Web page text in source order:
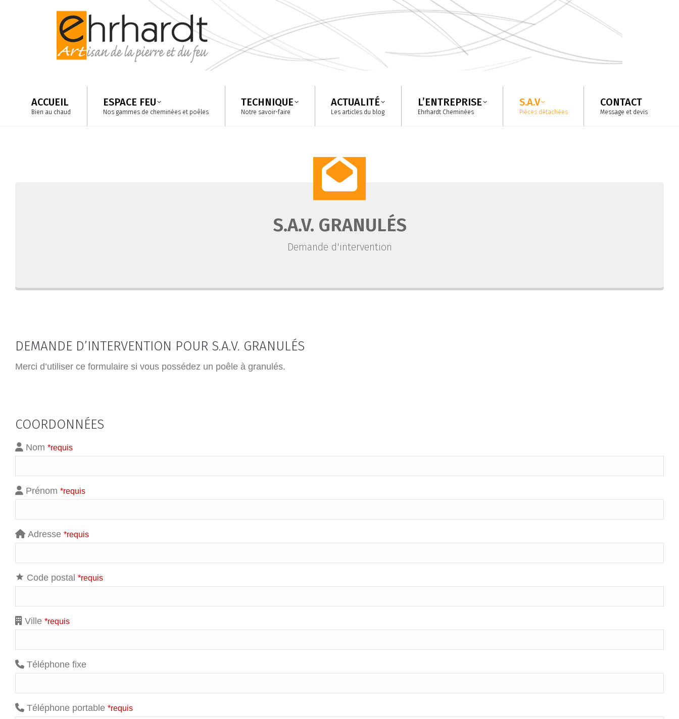
ACCUEIL
Bien au chaud
ESPACE FEU
Nos gammes de cheminées et poêles
TECHNIQUE
Notre savoir-faire
ACTUALITÉ
Les articles du blog
L’ENTREPRISE
Ehrhardt Cheminées
S.A.V
Pièces détachées
CONTACT
Message et devis
S.A.V. GRANULÉS
Demande d'intervention
DEMANDE D’INTERVENTION POUR S.A.V. GRANULÉS
Merci d’utiliser ce formulaire si vous possédez un poêle à granulés.
COORDONNÉES
Nom *requis
Prénom *requis
Adresse *requis
Code postal *requis
Ville *requis
Téléphone fixe
Téléphone portable *requis
ACCUEIL
Bien au chaud
ESPACE FEU
Nos gammes de cheminées et poêles
ACTUALITÉ
Les articles du blog
L’ENTREPRISE
Ehrhardt Cheminées
S.A.V
Pièces détachées Message et devis